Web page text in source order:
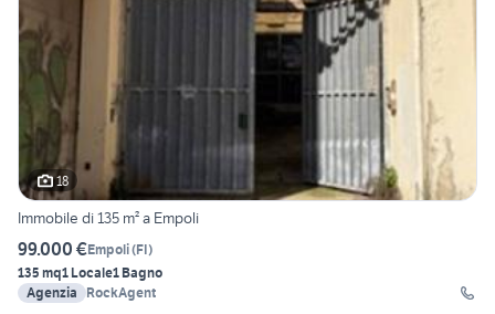
18
Immobile di 135 m² a Empoli
99.000 €Empoli(FI)
135 mq1 Locale1 Bagno
Agenzia
RockAgent